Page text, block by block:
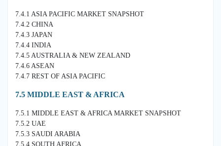
7.4.1 ASIA PACIFIC MARKET SNAPSHOT
7.4.2 CHINA
7.4.3 JAPAN
7.4.4 INDIA
7.4.5 AUSTRALIA & NEW ZEALAND
7.4.6 ASEAN
7.4.7 REST OF ASIA PACIFIC
7.5 MIDDLE EAST & AFRICA
7.5.1 MIDDLE EAST & AFRICA MARKET SNAPSHOT
7.5.2 UAE
7.5.3 SAUDI ARABIA
7.5.4 SOUTH AFRICA